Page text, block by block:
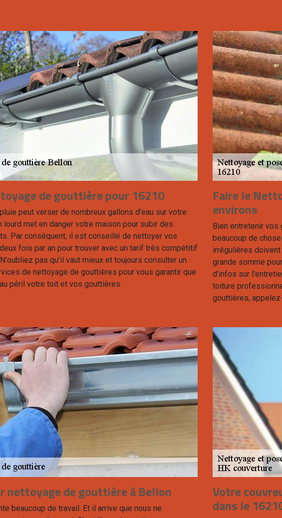
de gouttière pour 16210
peut verser de nombreux gallons d'eau sur votre
lourd met en danger votre maison pour subir des
Par conséquent, il est conseillé de nettoyer vos
fois par an pour trouver avec un tarif très compétitif
pas qu'il vaut mieux et toujours consulter un
de nettoyage de gouttières pour vous garantir que
péril votre toit et vos gouttières.
Faire le
environs
Bien entretenir vos
beaucoup de
irrégulières
grande somme
d’infos sur
toiture
gouttières,
nettoyage de gouttière à Bellon
beaucoup de travail. Et il arrive que nous ne
Votre
dans le